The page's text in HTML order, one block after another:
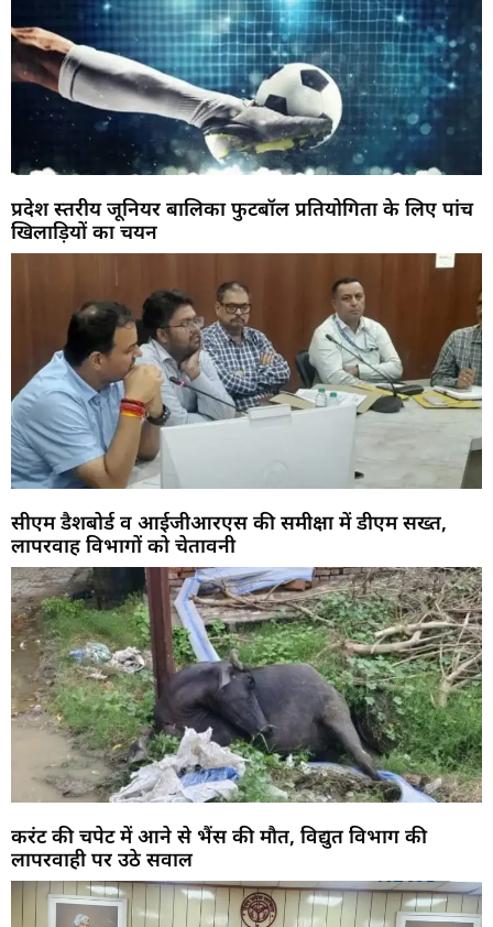
प्रदेश स्तरीय जूनियर बालिका फुटबॉल प्रतियोगिता के लिए पांच
खिलाड़ियों का चयन
सीएम डैशबोर्ड व आईजीआरएस की समीक्षा में डीएम सख्त,
लापरवाह विभागों को चेतावनी
करंट की चपेट में आने से भैंस की मौत, विद्युत विभाग की
लापरवाही पर उठे सवाल